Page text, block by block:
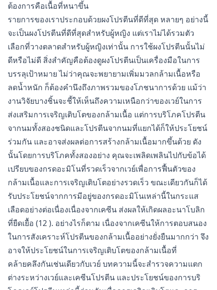
ต้องการคือเนื้อที่หนาขึ้น
รายการของเราประกอบด้วยผงโปรตีนที่ดีที่สุด หลายๆ อย่างนี้
จะเป็นผงโปรตีนที่ดีที่สุดสำหรับผู้หญิง แต่เราไม่ได้รวมตัว
เลือกที่วางตลาดสำหรับผู้หญิงเท่านั้น การใช้ผงโปรตีนนั้นไม่
ดีหรือไม่ดี สิ่งสำคัญคือต้องดูผงโปรตีนเป็นเครื่องมือในการ
บรรลุเป้าหมาย ไม่ว่าคุณจะพยายามเพิ่มมวลกล้ามเนื้อหรือ
ลดน้ำหนัก ก็ต้องคำนึงถึงภาพรวมของโภชนาการด้วย แม้ว่า
งานวิจัยบางชิ้นจะชี้ให้เห็นถึงความเหนือกว่าของเวย์ในการ
ส่งเสริมการเจริญเติบโตของกล้ามเนื้อ แต่การบริโภคโปรตีน
จากนมทั้งสองชนิดและโปรตีนจากนมที่แยกได้ก็ให้ประโยชน์
ร่วมกัน และอาจส่งผลต่อการสร้างกล้ามเนื้อมากขึ้นด้วย ดัง
นั้นโดยการบริโภคทั้งสองอย่าง คุณจะเพลิดเพลินไปกับข้อได้
เปรียบของกรดอะมิโนที่รวดเร็วจากเวย์เพื่อการฟื้นตัวของ
กล้ามเนื้อและการเจริญเติบโตอย่างรวดเร็ว ขณะเดียวกันก็ได้
รับประโยชน์จากการมีอยู่ของกรดอะมิโนเหล่านี้ในกระแส
เลือดอย่างต่อเนื่องเนื่องจากเคซีน ส่งผลให้เกิดผลอะนาโบลิก
ที่ยืดเยื้อ (12 ). อย่างไรก็ตาม เนื่องจากเคซีนให้การตอบสนอง
ในการสังเคราะห์โปรตีนของกล้ามเนื้ออย่างยั่งยืนมากกว่า จึง
อาจให้ประโยชน์ในการเจริญเติบโตของกล้ามเนื้อที่
คล้ายคลึงกันเช่นเดียวกับเวย์ บทความนี้จะสำรวจความแตก
ต่างระหว่างเวย์และเคซีนโปรตีน และประโยชน์ของการบริ